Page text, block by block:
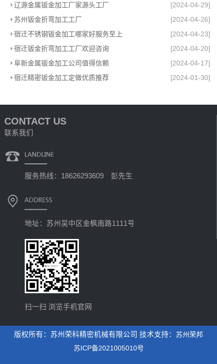
辽源金属钣金加工厂家源头工厂
[2024-04-29]
苏州钣金折弯加工工厂
[2024-04-26]
宿迁不锈钢钣金加工哪家好服务至上
[2024-04-23]
宿迁钣金折弯加工工厂欢迎咨询
[2024-04-20]
阜新金属钣金加工公司值得信赖
[2024-04-17]
宿迁精密钣金加工定做优质推荐
[2024-01-30]
CONTACT US
联系我们
服务热线：18626293609 彭先生
地址：苏州吴中区金枫南路1111号
扫一扫 浏览手机官网
版权所有：苏州荣科精密机械有限公司 技术支持： 苏州荣邦
苏ICP备2021005010号